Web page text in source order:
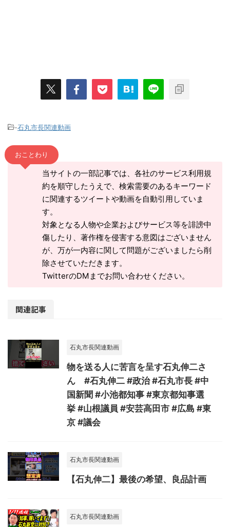
-石丸市長関連動画
おことわり
当サイトの一部記事では、各社のサービス利用規
約を順守したうえで、検索需要のあるキーワード
に関連するツイートや動画を自動引用していま
す。
対象となる人物や企業およびサービス等を誹謗中
傷したり、著作権を侵害する意図はございません
が、万が一内容に関して問題がございましたら削
除させていただきます。
TwitterのDMまでお問い合わせください。
関連記事
石丸市長関連動画
物を送る人に苦言を呈す石丸伸二さ
ん #石丸伸二 #政治 #石丸市長 #中
国新聞 #小池都知事 #東京都知事選
挙 #山根議員 #安芸高田市 #広島 #東
京 #議会
石丸市長関連動画
【石丸伸二】最後の希望、良品計画
石丸市長関連動画